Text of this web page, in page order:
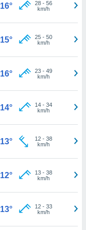
16° 28- 56
km/h
15° 25- 50
km/h
16° 23- 49
km/h
14° 14- 34
km/h
13° 12- 38
km/h
12° 13- 38
km/h
13° 12- 33
km/h